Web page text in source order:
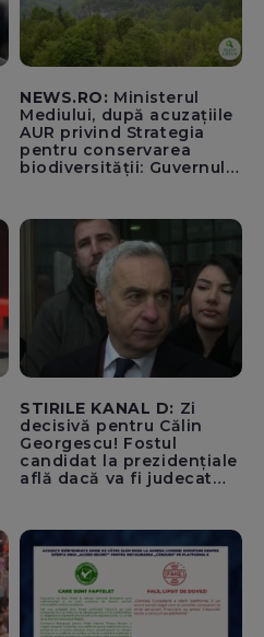
NEWS.RO: Ministerul
Mediului, după acuzațiile
AUR privind Strategia
pentru conservarea
biodiversității: Guvernul a
500.000 de lei/ Costul
total - 373.600 de lei a
acoperit întregul studiu
tehnic, structurat în opt
activită
STIRILE KANAL D: Zi
decisivă pentru Călin
Georgescu! Fostul
candidat la prezidențiale
află dacă va fi judecat